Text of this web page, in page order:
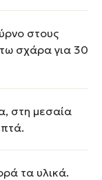
στους
σχάρα για 30
στη μεσαία
τα υλικά.